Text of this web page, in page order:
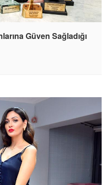
Güven Sağladığı